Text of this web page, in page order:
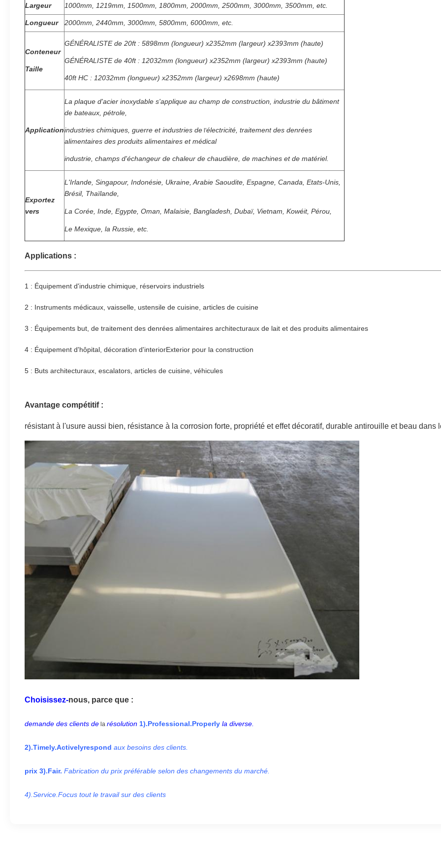
Largeur 1000mm, 1219mm, 1500mm, 1800mm, 2000mm, 2500mm, 3000mm, 3500mm, etc.
Longueur 2000mm, 2440mm, 3000mm, 5800mm, 6000mm, etc.
Conteneur
Taille
GÉNÉRALISTE de 20ft : 5898mm (longueur) x2352mm (largeur) x2393mm (haute)
GÉNÉRALISTE de 40ft : 12032mm (longueur) x2352mm (largeur) x2393mm (haute)
40ft HC : 12032mm (longueur) x2352mm (largeur) x2698mm (haute)
Application
La plaque d'acier inoxydable s'applique au champ de construction, industrie du bâtiment
de bateaux, pétrole,
industries chimiques , guerre et industries de l'électricité, traitement des denrées
alimentaires des produits alimentaires et médical
industrie, champs d'échangeur de chaleur de chaudière, de machines et de matériel.
Exportez
vers
L'Irlande, Singapour, Indonésie, Ukraine, Arabie Saoudite, Espagne, Canada, Etats-Unis,
Brésil, Thaïlande,
La Corée, Inde, Egypte, Oman, Malaisie, Bangladesh, Dubaï, Vietnam, Kowéit, Pérou,
Le Mexique, la Russie, etc.
Applications :
1 : Équipement d'industrie chimique, réservoirs industriels
2 : Instruments médicaux, vaisselle, ustensile de cuisine, articles de cuisine
3 : Équipements but, de traitement des denrées alimentaires architecturaux de lait et des produits alimentaires
4 : Équipement d'hôpital, décoration d'interiorExterior pour la construction
5 : Buts architecturaux, escalators, articles de cuisine, véhicules
Avantage compétitif :
résistant à l'usure aussi bien, résistance à la corrosion forte, propriété et effet décoratif, durable antirouille et beau dans
Choisissez-nous, parce que :
demande des clients de la résolution 1).Professional.Properly la diverse.
2).Timely.Activelyrespond aux besoins des clients.
prix 3).Fair. Fabrication du prix préférable selon des changements du marché.
4).Service.Focus tout le travail sur des clients